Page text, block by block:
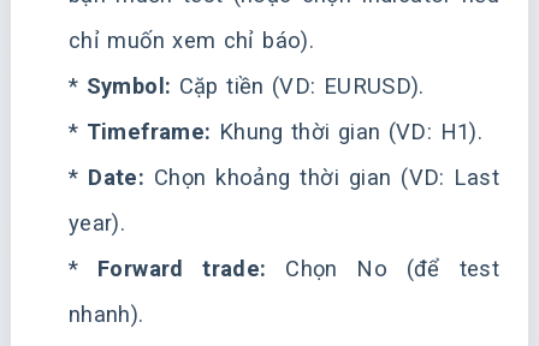
chỉ muốn xem chỉ báo).
* Symbol: Cặp tiền (VD: EURUSD).
* Timeframe: Khung thời gian (VD: H1).
* Date: Chọn khoảng thời gian (VD: Last
year).
* Forward trade: Chọn No (để test
nhanh).